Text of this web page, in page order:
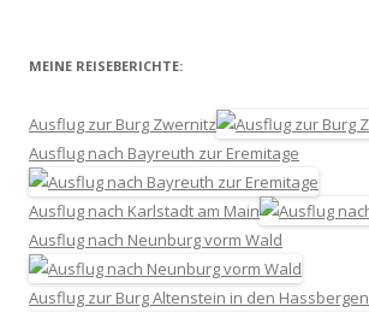
MEINE REISEBERICHTE:
Ausflug zur Burg Zwernitz
Ausflug nach Bayreuth zur Eremitage
Ausflug nach Karlstadt am Main
Ausflug nach Neunburg vorm Wald
Ausflug zur Burg Altenstein in den Hassbergen